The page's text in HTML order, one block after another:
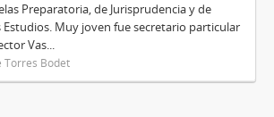
Preparatoria, de Jurisprudencia y de
Estudios. Muy joven fue secretario particular
Vas...
Torres Bodet